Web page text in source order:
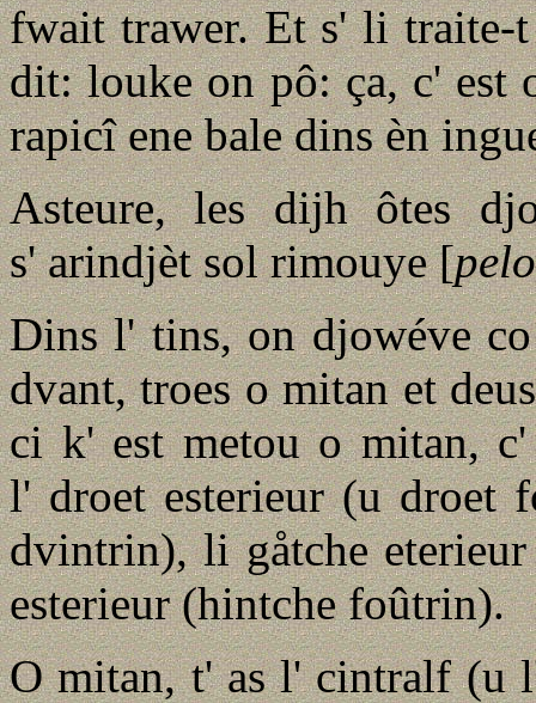
fwait trawer. Et s' li
dit: louke on pô: ça, c' est
rapicî ene bale dins èn
Asteure, les dijh ôtes
s' arindjèt sol rimouye [
Dins l' tins, on djowéve
dvant, troes o mitan et
ci k' est metou o mitan,
l' droet esterieur (u droet
dvintrin), li gåtche
esterieur (hintche foûtrin).
O mitan, t' as l' cintralf (u